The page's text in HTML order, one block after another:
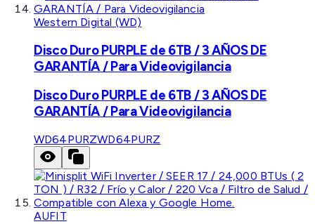
Western Digital (WD)
Disco Duro PURPLE de 6TB / 3 AÑOS DE
GARANTÍA / Para Videovigilancia
Disco Duro PURPLE de 6TB / 3 AÑOS DE
GARANTÍA / Para Videovigilancia
WD64PURZWD64PURZ
AUFIT